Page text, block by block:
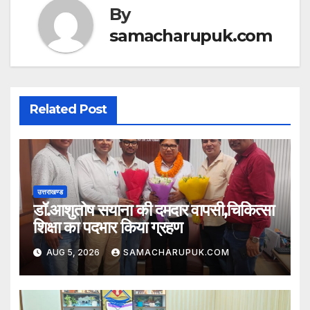
k
By
samacharupuk.com
Related Post
उत्तराखण्ड
डॉ.आशुतोष सयाना की दमदार वापसी,चिकित्सा
शिक्षा का पदभार किया ग्रहण
AUG 5, 2026 SAMACHARUPUK.COM